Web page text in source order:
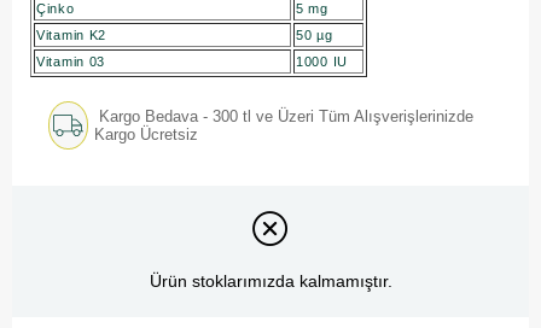
Çinko
5 mg
Vitamin K2
50 µg
Vitamin 03
1000 IU
Kargo Bedava - 300 tl ve Üzeri Tüm Alışverişlerinizde
Kargo Ücretsiz
Ürün stoklarımızda kalmamıştır.